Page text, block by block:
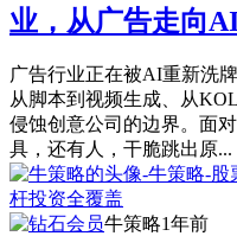
业，从广告走向
广告行业正在被AI重新洗
从脚本到视频生成、从
侵蚀创意公司的边界。面
具，还有人，干脆跳出原...
牛策略1年前